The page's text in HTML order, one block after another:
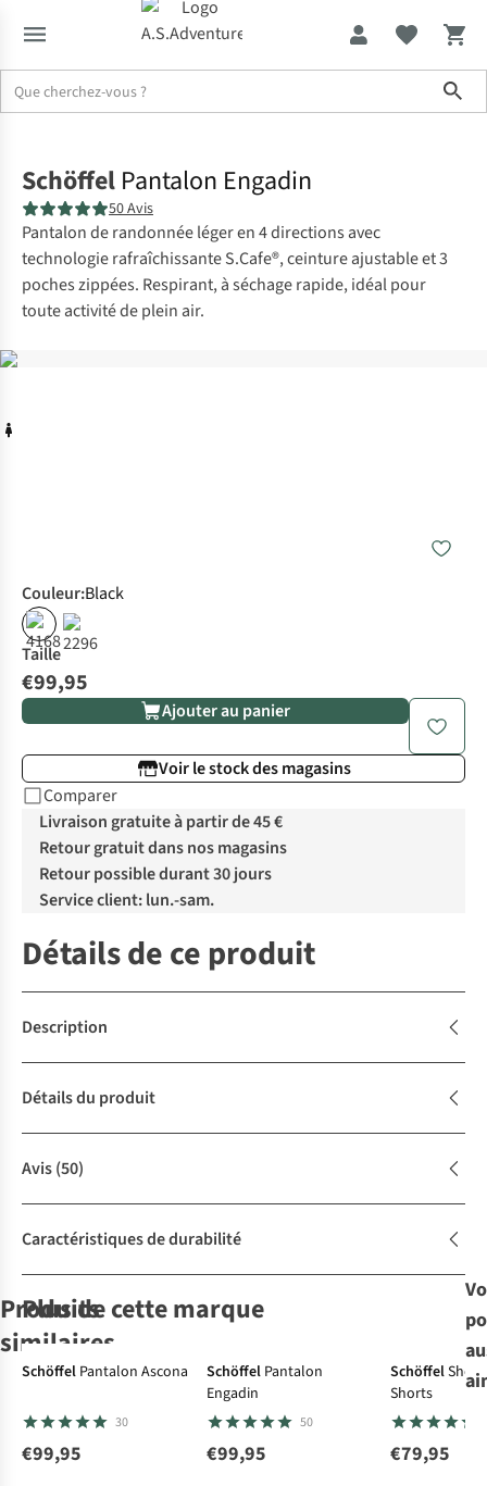
Schöffel Pantalon Engadin
50 Avis
Pantalon de randonnée léger en 4 directions avec
technologie rafraîchissante S.Cafe®, ceinture ajustable et 3
poches zippées. Respirant, à séchage rapide, idéal pour
toute activité de plein air.
Couleur:Black
Taille
€99,95
Ajouter au panier
Voir le stock des magasins
Comparer
Livraison gratuite à partir de 45 €
Retour gratuit dans nos magasins
Retour possible durant 30 jours
Service client: lun.-sam.
Détails de ce produit
Description
Détails du produit
Avis(50)
Caractéristiques de durabilité
Produits
similaires
Pantalon
Spotless
Evolution
Pantalon
Nosilife Pro
Trouser III
Pantalon
Montero Pants
Women's Farley
Stretch III
Plus de cette marque
Schöffel Pantalon Ascona
30
€99,95
Schöffel Pantalon
Engadin
50
€99,95
Schöffel
Shorts
€79,95